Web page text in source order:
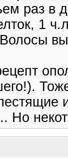
раз в
1
Волосы
Но